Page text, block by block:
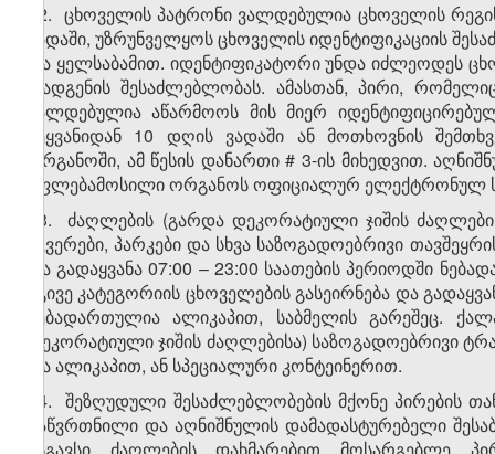
12. ცხოველის პატრონი ვალდებულია ცხოველის
ვადაში, უზრუნველყოს ცხოველის იდენტიფიკაციის
და ყელსაბამით. იდენტიფიკატორი უნდა იძლეოდეს
დადგენის შესაძლებლობას. ამასთან, პირი,
ვალდებულია აწარმოოს მის მიერ
შეყვანიდან 10 დღის ვადაში ან მოთხოვნის
ორგანოში, ამ წესის დანართი # 3-ის მიხედვით.
უფლებამოსილი ორგანოს ოფიციალურ ელექტრონულ
13. ძაღლების (გარდა დეკორატიული ჯიშის
სკვერები, პარკები და სხვა საზოგადოებრივი
და გადაყვანა 07:00 – 23:00 საათების პერიოდში
იგივე კატეგორიის ცხოველების გასეირნება და
ნებადართულია ალიკაპით, საბმელის გარეშეც.
დეკორატიული ჯიშის ძაღლებისა) საზოგადოებრივი
და ალიკაპით, ან სპეციალური კონტეინერით.
14. შეზღუდული შესაძლებლობების მქონე პირების
გაწვრთნილი და აღნიშნულის დამადასტურებელი